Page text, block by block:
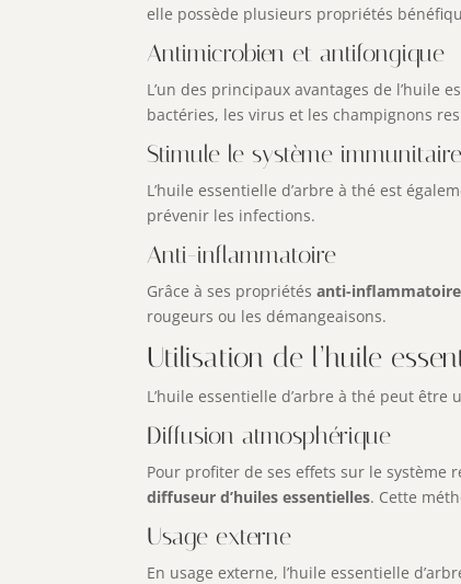
elle possède plusieurs propriétés
Antimicrobien et antifongique
L’un des principaux avantages de l’huile
bactéries, les virus et les champignons
Stimule le système immunitaire
L’huile essentielle d’arbre à thé est
prévenir les infections.
Anti-inflammatoire
Grâce à ses propriétésanti-
rougeurs ou les démangeaisons.
Utilisation de l’huile
L’huile essentielle d’arbre à thé peut
Diffusion atmosphérique
Pour profiter de ses effets sur le système
diffuseur d’huiles essentielles. Cette
Usage externe
En usage externe, l’huile essentielle